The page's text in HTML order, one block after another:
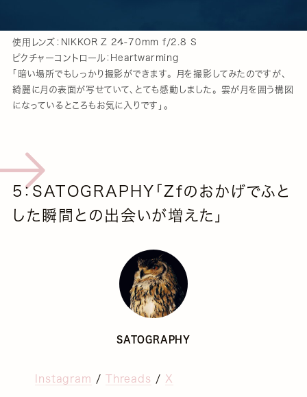
使用レンズ：NIKKOR Z 24-70mm f/2.8 S
ピクチャーコントロール：Heartwarming
「暗い場所でもしっかり撮影ができます。 月を撮影してみたのですが、
綺麗に月の表面が写せていて、とても感動しました。 雲が月を囲う構図
になっているところもお気に入りです」。
5：SATOGRAPHY「Zfのおかげでふと
した瞬間との出会いが増えた」
SATOGRAPHY
Instagram / Threads / X